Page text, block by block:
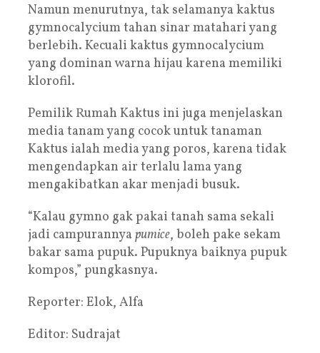
Namun menurutnya, tak selamanya kaktus
gymnocalycium tahan sinar matahari yang
berlebih. Kecuali kaktus gymnocalycium
yang dominan warna hijau karena memiliki
klorofil.
Pemilik Rumah Kaktus ini juga menjelaskan
media tanam yang cocok untuk tanaman
Kaktus ialah media yang poros, karena tidak
mengendapkan air terlalu lama yang
mengakibatkan akar menjadi busuk.
“Kalau gymno gak pakai tanah sama sekali
jadi campurannya pumice, boleh pake sekam
bakar sama pupuk. Pupuknya baiknya pupuk
kompos,” pungkasnya.
Reporter: Elok, Alfa
Editor: Sudrajat